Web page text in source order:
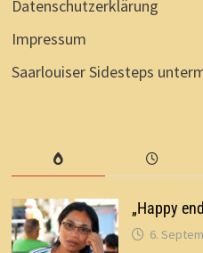
Datenschutzerklärung
Impressum
Saarlouiser Sidesteps
„Happy
6.